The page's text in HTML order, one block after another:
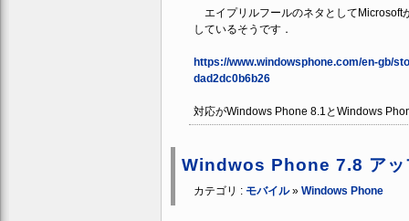
エイプリルフールのネタとしてMicrosoft
しているそうです．
https://www.windowsphone.com/en-gb/
dad2dc0b6b26
対応がWindows Phone 8.1とWindows
Windwos Phone 7.8 ア
カテゴリ : モバイル» Windows Phone